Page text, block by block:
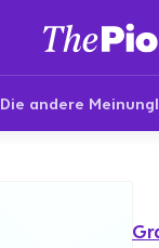
Die andere Meinung